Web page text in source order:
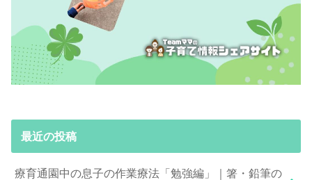
最近の投稿
療育通園中の息子の作業療法「勉強編」｜箸・鉛筆の